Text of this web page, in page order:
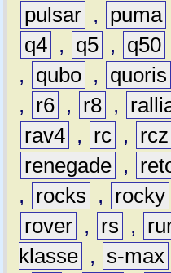
pulsar , puma
q4 , q5 , q50
,
qubo , quoris
,
r6 , r8 ,
rav4 , rc , rcz
renegade ,
,
rocks , rocky
rover , rs ,
klasse , s-max